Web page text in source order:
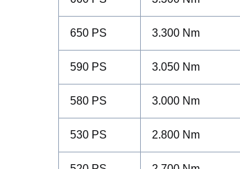
650 PS 3.300 Nm
590 PS 3.050 Nm
580 PS 3.000 Nm
530 PS 2.800 Nm